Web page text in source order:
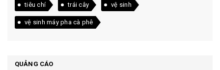
tiêu chí trái cây vệ sinh
vệ sinh máy pha cà phê
QUẢNG CÁO